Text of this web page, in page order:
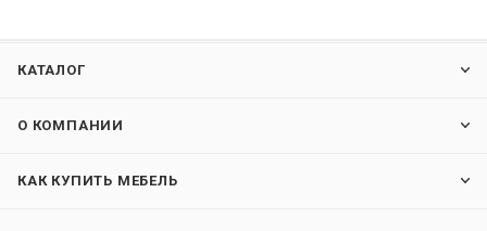
КАТАЛОГ
О КОМПАНИИ
КАК КУПИТЬ МЕБЕЛЬ